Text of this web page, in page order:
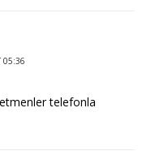
05:36
telefonla